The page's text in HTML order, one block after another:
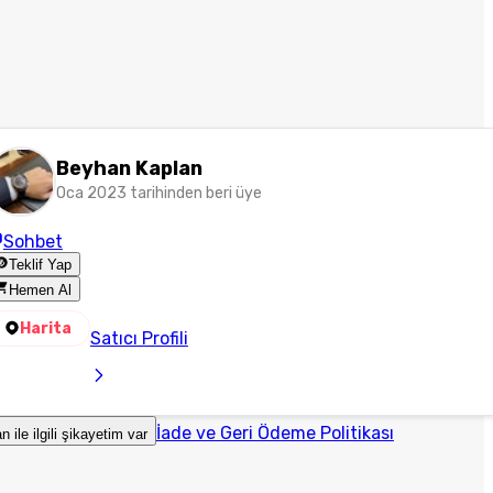
Beyhan Kaplan
Oca 2023 tarihinden beri üye
Sohbet
Teklif Yap
Hemen Al
Harita Satıcı Profili
ile ilgili şikayetim var İade ve Geri Ödeme Politikası